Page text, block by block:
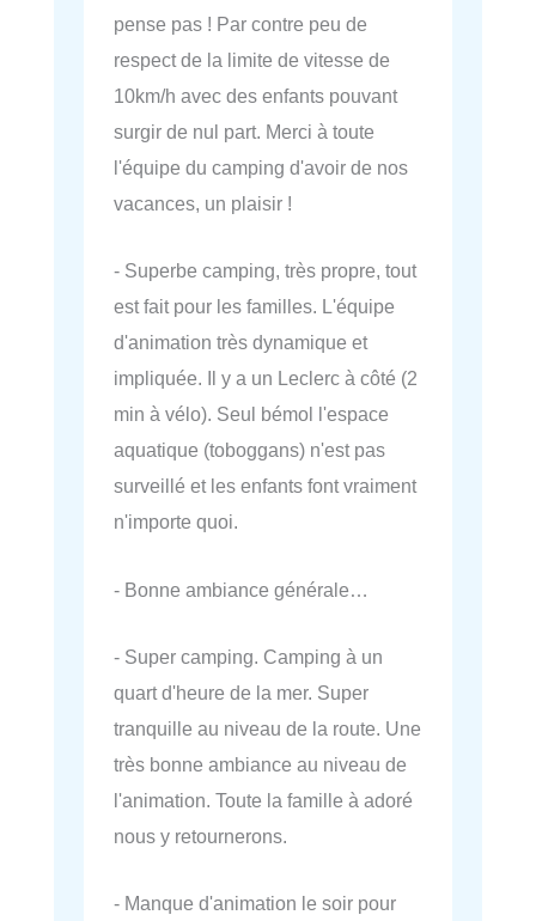
pense pas ! Par contre peu de
respect de la limite de vitesse de
10km/h avec des enfants pouvant
surgir de nul part. Merci à toute
l'équipe du camping d'avoir de nos
vacances, un plaisir !
- Superbe camping, très propre, tout
est fait pour les familles. L'équipe
d'animation très dynamique et
impliquée. Il y a un Leclerc à côté (2
min à vélo). Seul bémol l'espace
aquatique (toboggans) n'est pas
surveillé et les enfants font vraiment
n'importe quoi.
- Bonne ambiance générale…
- Super camping. Camping à un
quart d'heure de la mer. Super
tranquille au niveau de la route. Une
très bonne ambiance au niveau de
l'animation. Toute la famille à adoré
nous y retournerons.
- Manque d'animation le soir pour